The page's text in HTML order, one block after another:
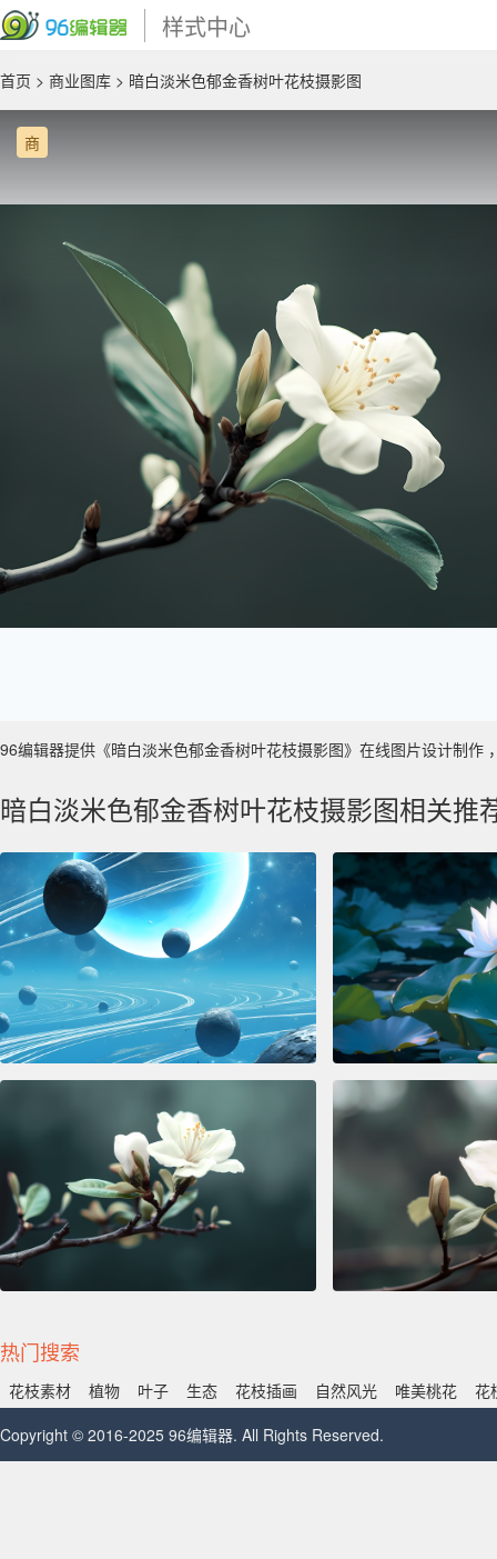
样式中心
首页 > 商业图库 > 暗白淡米色郁金香树叶花枝摄影图
商
96编辑器提供《暗白淡米色郁金香树叶花枝摄影图》在线图片设计制
暗白淡米色郁金香树叶花枝摄影图相关推
热门搜索
花枝素材 植物 叶子 生态 花枝插画 自然风光 唯美桃花
花
Copyright © 2016-2025 96编辑器. All Rights Reserved.